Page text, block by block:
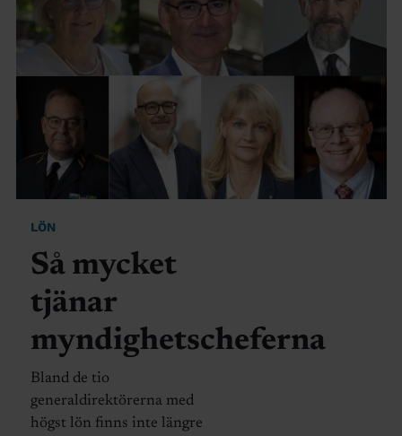
LÖN
Så mycket
tjänar
myndighetscheferna
Bland de tio
generaldirektörerna med
högst lön finns inte längre